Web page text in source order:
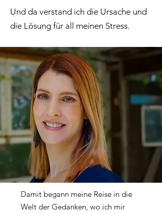
Und da verstand ich die Ursache und
die Lösung für all meinen Stress.
​Damit begann meine Reise in die
Welt der Gedanken, wo ich mir